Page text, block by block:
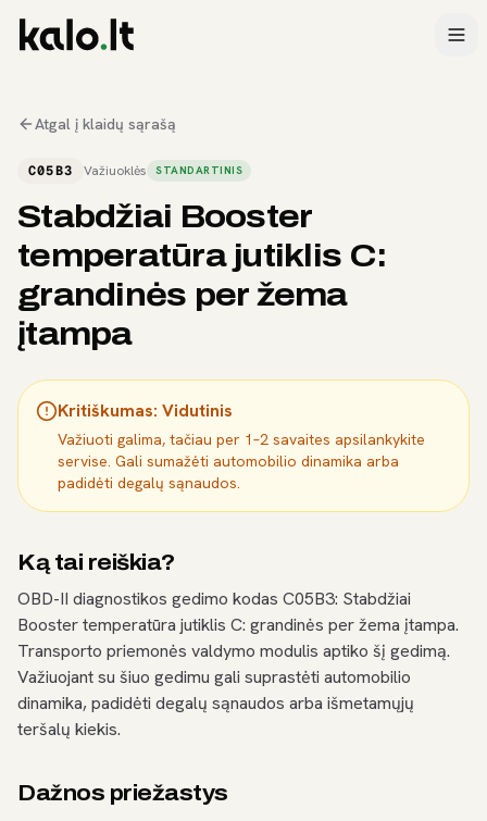
Atgal į klaidų sąrašą
C05B3 Važiuoklės STANDARTINIS
Stabdžiai Booster
temperatūra jutiklis C:
grandinės per žema
įtampa
Kritiškumas: Vidutinis
Važiuoti galima, tačiau per 1–2 savaites apsilankykite
servise. Gali sumažėti automobilio dinamika arba
padidėti degalų sąnaudos.
Ką tai reiškia?
OBD-II diagnostikos gedimo kodas C05B3: Stabdžiai
Booster temperatūra jutiklis C: grandinės per žema įtampa.
Transporto priemonės valdymo modulis aptiko šį gedimą.
Važiuojant su šiuo gedimu gali suprastėti automobilio
dinamika, padidėti degalų sąnaudos arba išmetamųjų
teršalų kiekis.
Dažnos priežastys